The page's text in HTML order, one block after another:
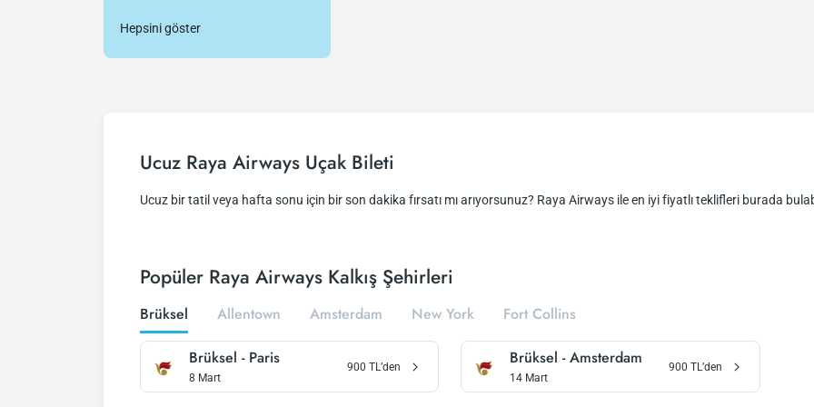
Hepsini göster
Ucuz Raya Airways Uçak Bileti
Ucuz bir tatil veya hafta sonu için bir son dakika fırsatı mı arıyorsunuz? Raya Airways ile en iyi fiyatlı teklifleri burada
Popüler Raya Airways Kalkış Şehirleri
Brüksel Allentown Amsterdam New York Fort Collins
Brüksel - Paris
8 Mart
900 TL’den Brüksel -Amsterdam
14 Mart
900 TL’den